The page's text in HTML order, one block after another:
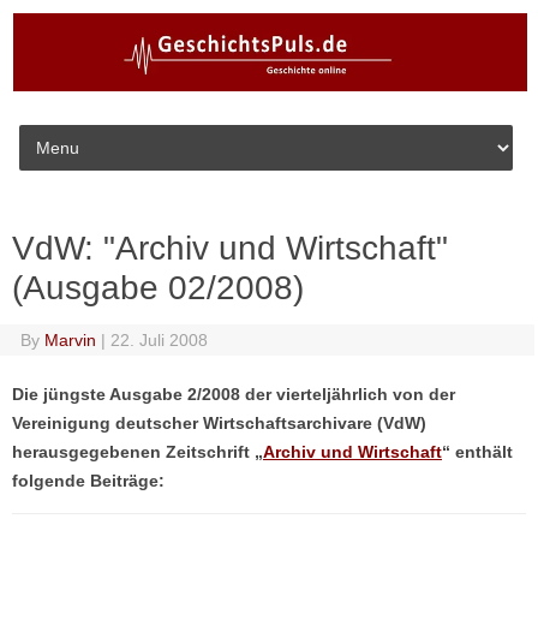
Skip to content
VdW: "Archiv und Wirtschaft"
(Ausgabe 02/2008)
By Marvin | 22. Juli 2008
Die jüngste Ausgabe 2/2008 der vierteljährlich von der
Vereinigung deutscher Wirtschaftsarchivare (VdW)
herausgegebenen Zeitschrift „Archiv und Wirtschaft“ enthält
folgende Beiträge: